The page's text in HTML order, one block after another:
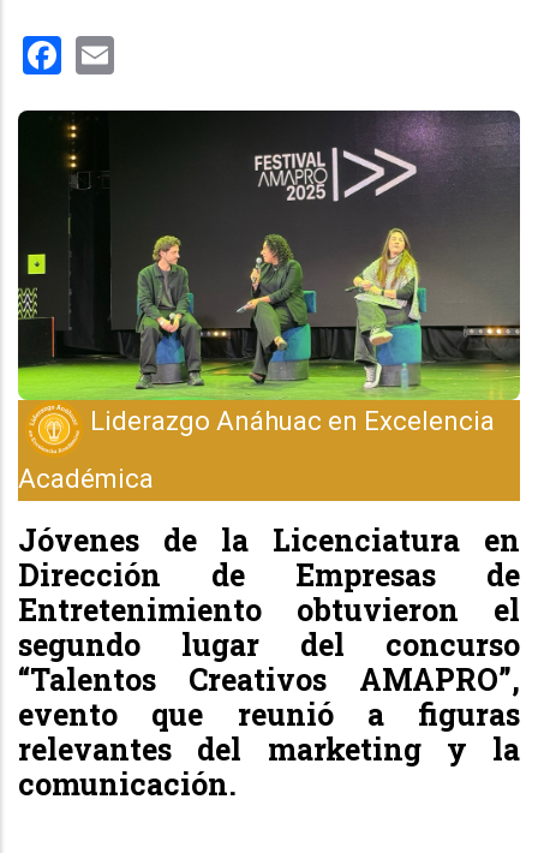
Facebook
Liderazgo Anáhuac en Excelencia
Académica
Jóvenes de la Licenciatura en
Dirección de Empresas de
Entretenimiento obtuvieron el
segundo lugar del concurso
“Talentos Creativos AMAPRO”,
evento que reunió a figuras
relevantes del marketing y la
comunicación.